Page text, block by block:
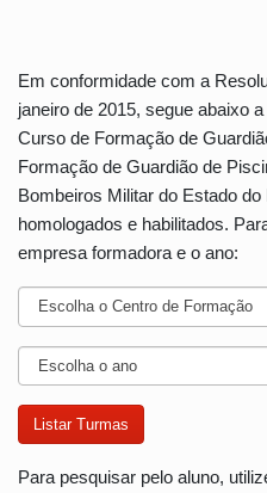
Em conformidade com a
janeiro de 2015, segue abaixo
Curso de Formação de
Formação de Guardião de
Bombeiros Militar do Estado
homologados e habilitados.
empresa formadora e o ano:
Para pesquisar pelo aluno,